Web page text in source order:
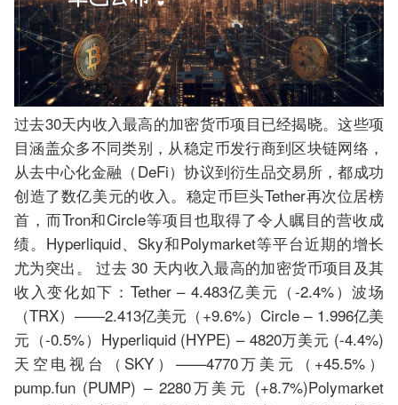
过去30天内收入最高的加密货币项目已经揭晓。这些项
目涵盖众多不同类别，从稳定币发行商到区块链网络，
从去中心化金融（DeFi）协议到衍生品交易所，都成功
创造了数亿美元的收入。稳定币巨头Tether再次位居榜
首，而Tron和Circle等项目也取得了令人瞩目的营收成
绩。Hyperliquid、Sky和Polymarket等平台近期的增长
尤为突出。 过去 30 天内收入最高的加密货币项目及其
收入变化如下：Tether – 4.483亿美元（-2.4%）波场
（TRX）——2.413亿美元（+9.6%）Circle – 1.996亿美
元（-0.5%）Hyperliquid (HYPE) – 4820万美元 (-4.4%)
天空电视台（SKY）——4770万美元（+45.5%）
pump.fun (PUMP) – 2280万美元 (+8.7%)Polymarket